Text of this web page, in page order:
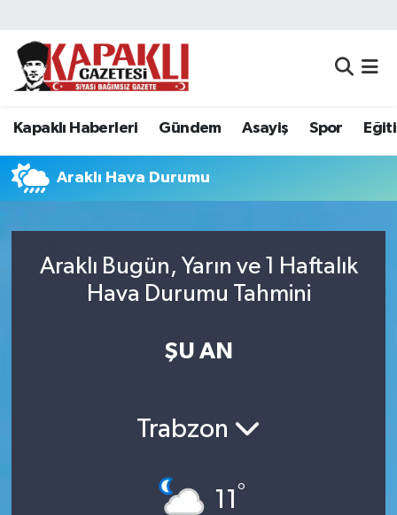
Kapaklı Haberleri Gündem Asayiş Spor
Araklı Hava Durumu
Araklı Bugün, Yarın ve 1 Haftalık
Hava Durumu Tahmini
ŞU AN
Trabzon
11 °
Kapaklı Haberleri
Asayiş
Spor
Siyaset
Tekirdağ Nöbetçi Eczaneler
Tekirdağ Namaz Vakitleri
Tekirdağ Trafik Yoğunluk Haritası
Tüm Manşetler